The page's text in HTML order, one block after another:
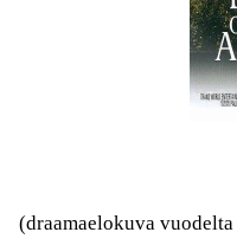
(draamaelokuva